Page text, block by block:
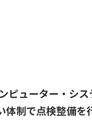
ピューター・シ
体制で点検整備を